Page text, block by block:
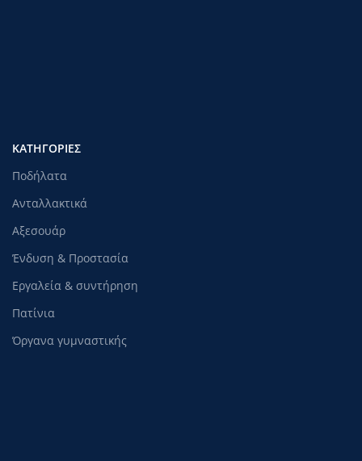
ΚΑΤΗΓΟΡΊΕΣ
Ποδήλατα
Ανταλλακτικά
Αξεσουάρ
Ένδυση & Προστασία
Εργαλεία & συντήρηση
Πατίνια
Όργανα γυμναστικής